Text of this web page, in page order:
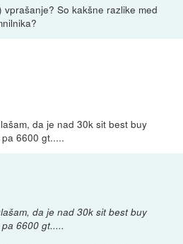
So kakšne razlike med
da je nad 30k sit best buy
6600 gt.....
da je nad 30k sit best buy
6600 gt.....